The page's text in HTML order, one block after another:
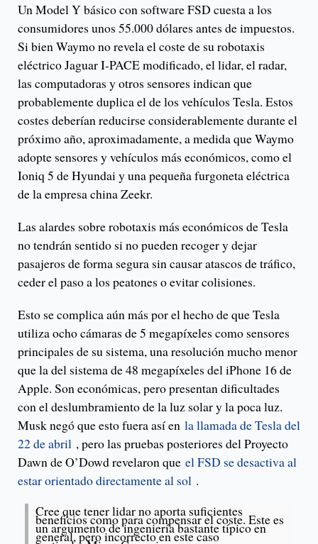
Un Model Y básico con software FSD cuesta a los
consumidores unos 55.000 dólares antes de impuestos.
Si bien Waymo no revela el coste de su robotaxis
eléctrico Jaguar I-PACE modificado, el lidar, el radar,
las computadoras y otros sensores indican que
probablemente duplica el de los vehículos Tesla. Estos
costes deberían reducirse considerablemente durante el
próximo año, aproximadamente, a medida que Waymo
adopte sensores y vehículos más económicos, como el
Ioniq 5 de Hyundai y una pequeña furgoneta eléctrica
de la empresa china Zeekr.
Las alardes sobre robotaxis más económicos de Tesla
no tendrán sentido si no pueden recoger y dejar
pasajeros de forma segura sin causar atascos de tráfico,
ceder el paso a los peatones o evitar colisiones.
Esto se complica aún más por el hecho de que Tesla
utiliza ocho cámaras de 5 megapíxeles como sensores
principales de su sistema, una resolución mucho menor
que la del sistema de 48 megapíxeles del iPhone 16 de
Apple. Son económicas, pero presentan dificultades
con el deslumbramiento de la luz solar y la poca luz.
Musk negó que esto fuera así en la llamada de Tesla del
22 de abril , pero las pruebas posteriores del Proyecto
Dawn de O’Dowd revelaron que el FSD se desactiva al
estar orientado directamente al sol .
Cree que tener lidar no aporta suficientes
beneficios como para compensar el coste. Este es
un argumento de ingeniería bastante típico en
general, pero incorrecto en este caso